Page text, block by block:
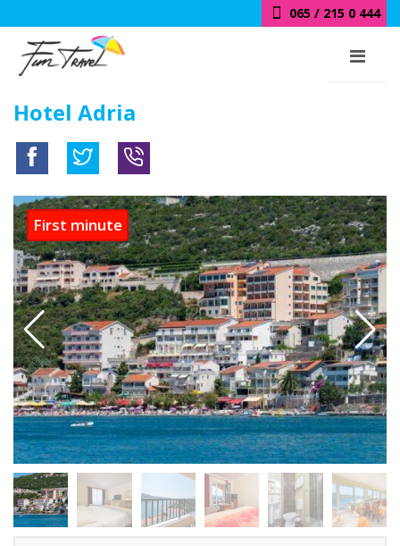
065 / 215 0 444
Hotel Adria
First minute